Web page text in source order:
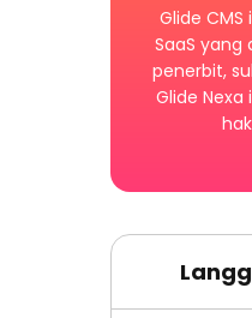
Glide
SaaS yang
penerbit,
Glide